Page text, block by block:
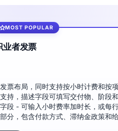
MOST POPULAR
者发票
票布局，同时支持按小时计费和按
持，描述字段可填写交付物、阶段
段 - 可输入小时费率加时长，或每
分，包含付款方式、滞纳金政策和